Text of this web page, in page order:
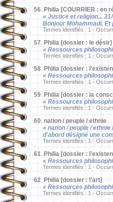
56. Philia [COURRIER : en
« Justice et religion...
Bonjour Mohammadi.
Termes identifiés : 1 -
57. Philia [dossier : le désir]
« Ressources
Termes identifiés : 1 -
58. Philia [dossier :
« Ressources
Termes identifiés : 1 -
59. Philia [dossier : la
« Ressources
Termes identifiés : 1 -
60. nation / peuple / ethnie
« nation / peuple /
d'abord désigné une
Termes identifiés : 1 -
61. Philia [dossier :
« Ressources
Termes identifiés : 1 -
62. Philia [dossier : l'art]
« Ressources
Termes identifiés : 1 -